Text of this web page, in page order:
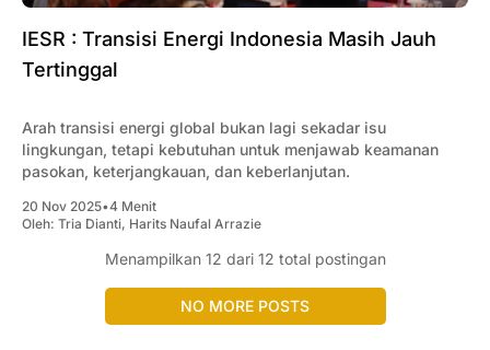
IESR : Transisi Energi Indonesia Masih Jauh
Tertinggal
Arah transisi energi global bukan lagi sekadar isu
lingkungan, tetapi kebutuhan untuk menjawab keamanan
pasokan, keterjangkauan, dan keberlanjutan.
20 Nov 2025•4 Menit
Oleh: Tria Dianti, Harits Naufal Arrazie
Menampilkan 12 dari 12 total postingan
NO MORE POSTS